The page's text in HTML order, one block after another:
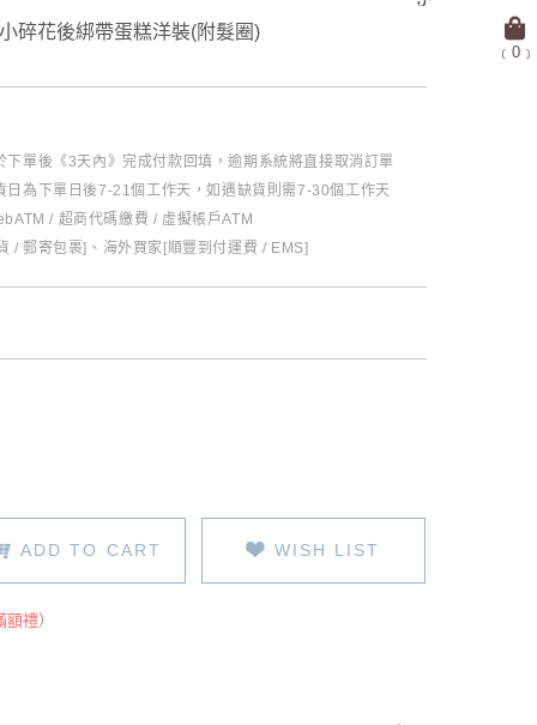
﹝ 0﹞
碎花後綁帶蛋糕洋裝(附髮圈)
下單後《3天內》完成付款回填，逾期系統將直接取消訂單
日為下單日後7-21個工作天，如遇缺貨則需7-30個工作天
/ 超商代碼繳費 / 虛擬帳戶ATM
/ 郵寄包裹]、海外買家[順豐到付運費 / EMS]
ADD TO CART WISH LIST
禮）